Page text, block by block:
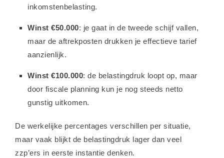
inkomstenbelasting.
Winst €50.000: je gaat in de tweede schijf vallen,
maar de aftrekposten drukken je effectieve tarief
aanzienlijk.
Winst €100.000: de belastingdruk loopt op, maar
door fiscale planning kun je nog steeds netto
gunstig uitkomen.
De werkelijke percentages verschillen per situatie,
maar vaak blijkt de belastingdruk lager dan veel
zzp’ers in eerste instantie denken.